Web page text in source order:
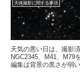
天体撮影に関する事項
天気の悪い日は、撮影
NGC2345、M41、M79
編集は背景の黒さが弱